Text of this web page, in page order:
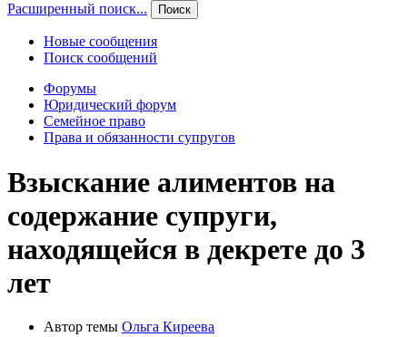
Расширенный поиск...
Поиск
Новые сообщения
Поиск сообщений
Форумы
Юридический форум
Семейное право
Права и обязанности супругов
Взыскание алиментов на
содержание супруги,
находящейся в декрете до 3
лет
Автор темы Ольга Киреева